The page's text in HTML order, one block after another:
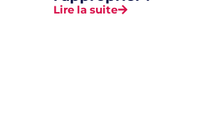
Lire la suite